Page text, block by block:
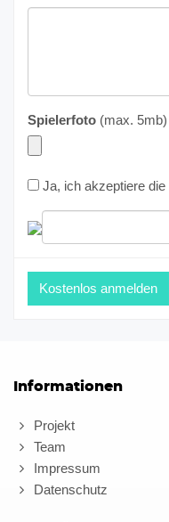
Spielerfoto (max. 5mb)
Ja, ich akzeptiere die
Informationen
Projekt
Team
Impressum
Datenschutz